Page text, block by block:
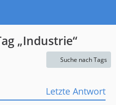
„Industrie“
Suche nach Tags
Letzte Antwort